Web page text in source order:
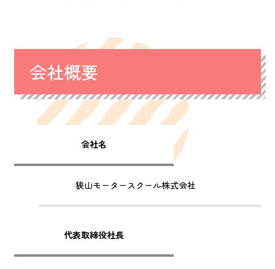
会社概要
会社名
狭山モータースクール株式会社
代表取締役社長